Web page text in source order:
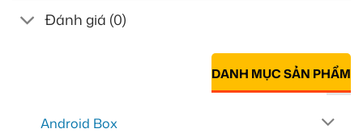
Đánh giá (0)
DANH MỤC SẢN PHẨM
Android Box